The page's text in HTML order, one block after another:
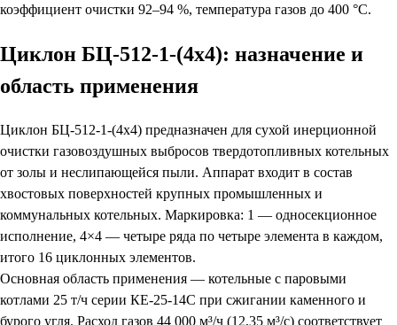
коэффициент очистки 92–94 %, температура газов до 400 °С.
Циклон БЦ-512-1-(4х4): назначение и
область применения
Циклон БЦ-512-1-(4х4) предназначен для сухой инерционной
очистки газовоздушных выбросов твердотопливных котельных
от золы и неслипающейся пыли. Аппарат входит в состав
хвостовых поверхностей крупных промышленных и
коммунальных котельных. Маркировка: 1 — односекционное
исполнение, 4×4 — четыре ряда по четыре элемента в каждом,
итого 16 циклонных элементов.
Основная область применения — котельные с паровыми
котлами 25 т/ч серии КЕ-25-14С при сжигании каменного и
бурого угля. Расход газов 44 000 м³/ч (12,35 м³/с) соответствует